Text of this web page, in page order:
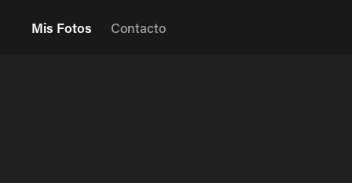
Mis Fotos Contacto